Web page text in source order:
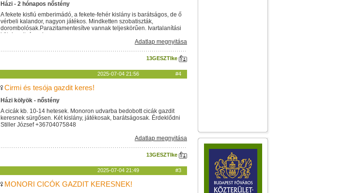
Házi - 2 hónapos nőstény
A fekete kisfiú emberimádó, a fekete-fehér kislány is barátságos, de ő
vérbeli kalandor, nagyon játékos. Mindketten szobatiszták,
dorombolósak.Parazitamentesítve vannak teljeskörűen. Ivartalanítási
kötelezettséggel...
Adatlap megnyitása
13GESZTIke
2025-07-04 21:56 #4
Cirmi és tesója gazdit keres!
Házi kölyök - nőstény
A cicák kb. 10-14 hetesek. Monoron udvarba bedobott cicák gazdit
keresnek sürgősen. Két kislány, játékosak, barátságosak. Érdeklődni
Stiller József +36704075848
Adatlap megnyitása
13GESZTIke
2025-07-04 21:49 #3
MONORI CICÓK GAZDIT KERESNEK!